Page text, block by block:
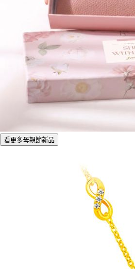
看更多母親節新品